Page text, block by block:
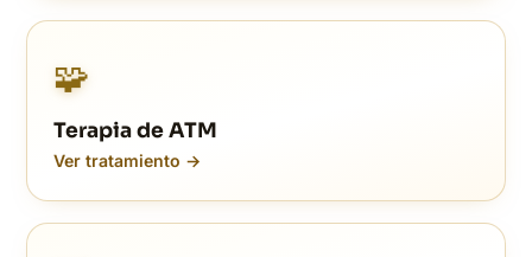
🧩
Terapia de ATM
Ver tratamiento →